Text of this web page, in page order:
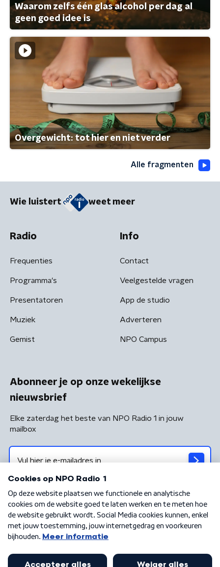
Waarom zelfs één glas alcohol per dag al
geen goed idee is
Overgewicht: tot hier en niet verder
Alle fragmenten
Wie luistert weet meer
Radio
Frequenties
Programma's
Presentatoren
Muziek
Gemist
Info
Contact
Veelgestelde vragen
App de studio
Adverteren
NPO Campus
Abonneer je op onze wekelijkse
nieuwsbrief
Elke zaterdag het beste van NPO Radio 1 in jouw
mailbox
Algemene voorwaarden